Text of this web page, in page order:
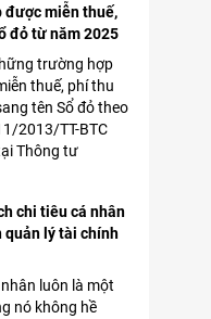
được miễn thuế,
đỏ từ năm 2025
trường hợp
thuế, phí thu
tên Sổ đỏ theo
2013/TT-BTC
Thông tư
chi tiêu cá nhân
quản lý tài chính
luôn là một
nó không hề